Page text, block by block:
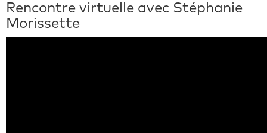
Rencontre virtuelle avec Stéphanie
Morissette